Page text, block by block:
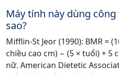
Máy tính này dùng
sao?
Mifflin-St Jeor (1990): BMR =
chiều cao cm) − (5 × tuổi) + 5
nữ. American Dietetic